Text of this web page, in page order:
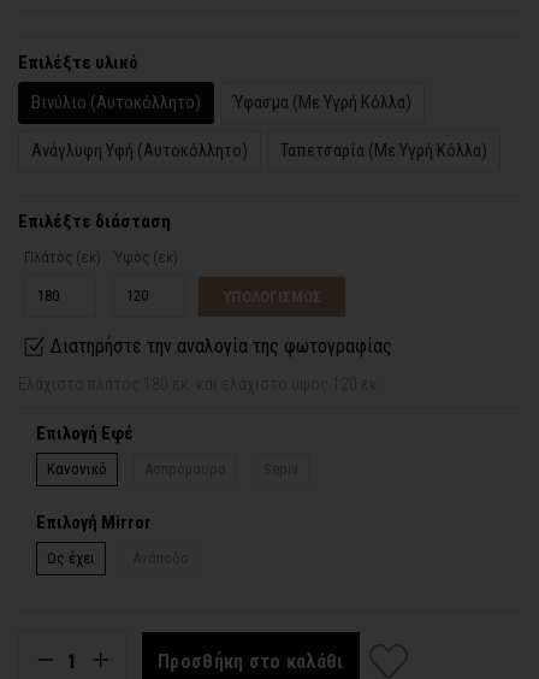
Επιλέξτε υλικό
Βινύλιο (Αυτοκόλλητο)
Ύφασμα (Με Υγρή Κόλλα)
Ανάγλυφη Υφή (Αυτοκόλλητο) Ταπετσαρία (Με Υγρή Κόλλα)
Επιλέξτε διάσταση
Πλάτος (εκ) Ύψος (εκ)
ΥΠΟΛΟΓΙΣΜΟΣ
Διατηρήστε την αναλογία της φωτογραφίας
Ελάχιστο πλάτος 180 εκ. και ελάχιστο ύψος 120 εκ.
Επιλογή Εφέ
Κανονικό
Επιλογή Mirror
Ως έχει
Προσθήκη στο καλάθι